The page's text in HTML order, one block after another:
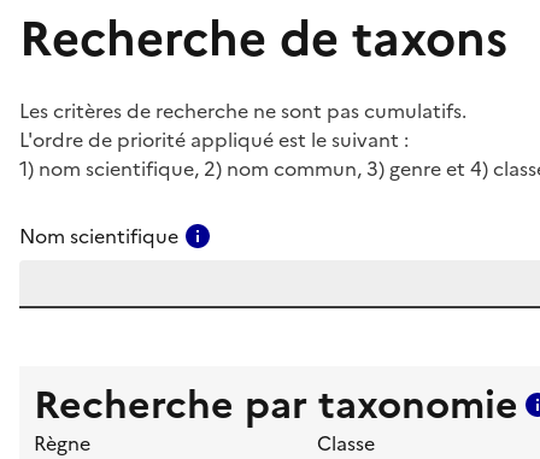
Recherche de taxons
Les critères de recherche ne sont pas cumulatifs.
L'ordre de priorité appliqué est le suivant :
1) nom scientifique, 2) nom commun, 3) genre et 4)
Nom scientifique
Recherche par taxonomie
Règne Classe